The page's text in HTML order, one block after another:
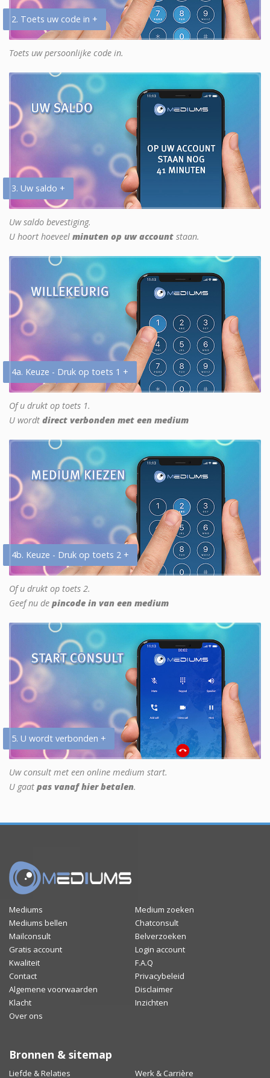
2. Toets uw code in +
Toets uw persoonlijke code in.
3. Uw saldo +
Uw saldo bevestiging.
U hoort hoeveel minuten op uw account staan.
4a. Keuze - Druk op toets 1 +
Of u drukt op toets 1.
U wordt direct verbonden met een medium
4b. Keuze - Druk op toets 2 +
Of u drukt op toets 2.
Geef nu de pincode in van een medium
5. U wordt verbonden +
Uw consult met een online medium start.
U gaat pas vanaf hier betalen.
Mediums
Medium zoeken
Mediums bellen
Chatconsult
Mailconsult
Belverzoeken
Gratis account
Login account
Kwaliteit
F.A.Q
Contact
Privacybeleid
Algemene voorwaarden
Disclaimer
Klacht
Inzichten
Over ons
Bronnen & sitemap
Liefde & Relaties Werk & Carrière